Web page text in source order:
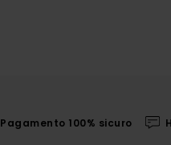
Pagamento 100% sicuro